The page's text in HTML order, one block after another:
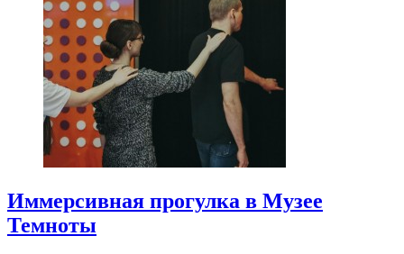
Иммерсивная прогулка в Музее
Темноты